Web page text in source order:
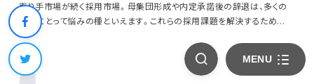
売り手市場が続く採用市場。母集団形成や内定承諾後の辞退は、多くの
企業にとって悩みの種といえます。これらの採用課題を解決するため
に…
MENU